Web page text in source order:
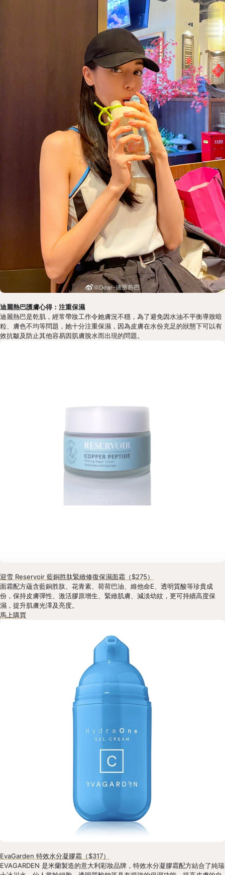
迪麗熱巴護膚心得：注重保濕
迪麗熱巴是乾肌，經常帶妝工作令她膚況不穩，為了避免因水油不平衡導致暗
粒、膚色不均等問題，她十分注重保濕，因為皮膚在水份充足的狀態下可以有
效抗皺及防止其他容易因肌膚脫水而出現的問題。
迎雪 Reservoir 藍銅胜肽緊緻修復保濕面霜（$275）
面霜配方蘊含藍銅胜肽、花青素、荷荷巴油、維他命E、透明質酸等珍貴成
份，保持皮膚彈性、激活膠原增生、緊緻肌膚、減淡幼紋，更可持續高度保
濕，提升肌膚光澤及亮度。
馬上購買
EvaGarden 特效水分凝膠霜（$317）
EVAGARDEN 是米蘭製造的意大利彩妝品牌，特效水分凝膠霜配方結合了純瑞